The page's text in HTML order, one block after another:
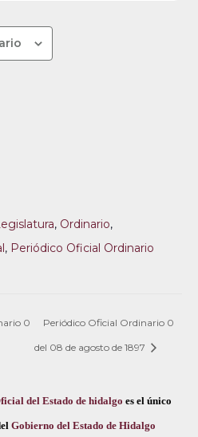
, Ordinario,
, Periódico Oficial Ordinario
0 Periódico Oficial Ordinario 0
del 08 de agosto de 1897
del Estado de hidalgo es el único
Gobierno del Estado de Hidalgo